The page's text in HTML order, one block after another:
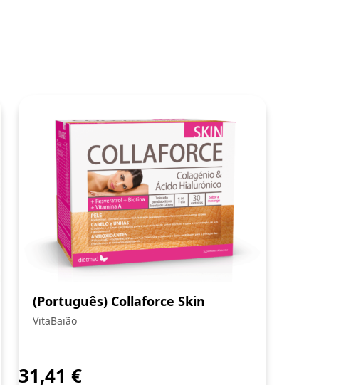
(Português) Collaforce Skin
VitaBaião
31,41 €